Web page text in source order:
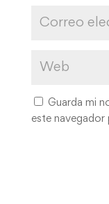
Guarda mi
este navegador